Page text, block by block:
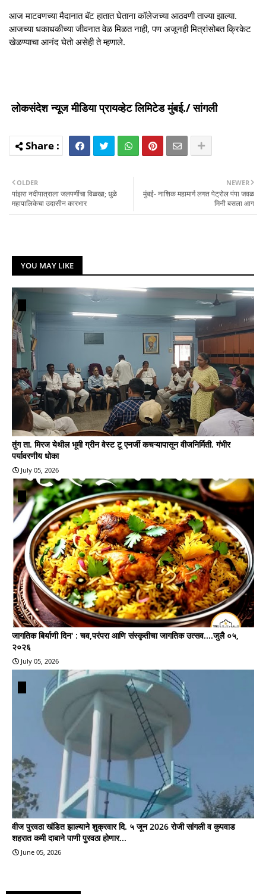
आज माटवणच्या मैदानात बॅट हातात घेताना कॉलेजच्या आठवणी ताज्या झाल्या.
आजच्या धकाधकीच्या जीवनात वेळ मिळत नाही, पण अजूनही मित्रांसोबत क्रिकेट
खेळण्याचा आनंद घेतो असेही ते म्हणाले.
लोकसंदेश न्यूज मीडिया प्रायव्हेट लिमिटेड मुंबई./ सांगली
NEWER
मुंबई- नाशिक महामार्ग लगत पेट्रोल पंपा जवळ
मिनी बसला आग
OLDER
पांझरा नदीपात्राला जलपर्णीचा विळखा; धुळे
महापालिकेचा उदासीन कारभार
YOU MAY LIKE
तुंग ता. मिरज येथील भूमी ग्रीन वेस्ट टू एनर्जी कचऱ्यापासून वीजनिर्मिती. गंभीर
पर्यावरणीय धोका
July 05, 2026
जागतिक बिर्याणी दिन' : चव,परंपरा आणि संस्कृतीचा जागतिक उत्सव....जुलै ०५,
२०२६
July 05, 2026
वीज पुरवठा खंडित झाल्याने शुक्रवार दि. ५ जून 2026 रोजी सांगली व कुपवाड
शहरात कमी दाबाने पाणी पुरवठा होणार...
June 05, 2026